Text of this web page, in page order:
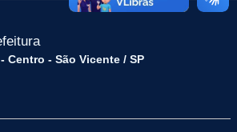
Centro - São Vicente / SP